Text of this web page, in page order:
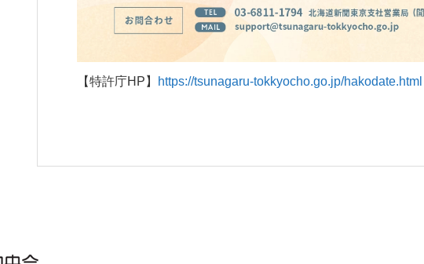
【特許庁HP】 https://tsunagaru-tokkyocho.go.jp/hakodate.html